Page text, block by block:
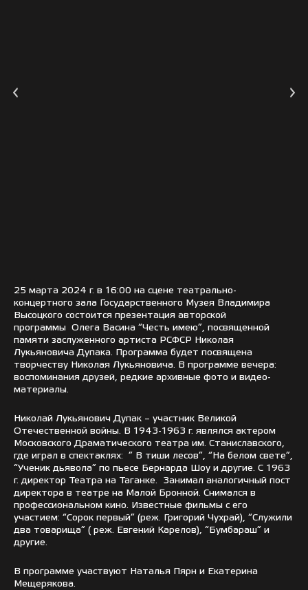
25 марта 2024 г. в 16:00 на сцене театрально-
концертного зала Государственного Музея Владимира
Высоцкого состоится презентация авторской
программы Олега Васина “Честь имею”, посвященной
памяти заслуженного артиста РСФСР Николая
Лукьяновича Дупака. Программа будет посвящена
творчеству Николая Лукьяновича. В программе вечера:
воспоминания друзей, редкие архивные фото и видео-
материалы.
Николай Лукьянович Дупак – участник Великой
Отечественной войны. В 1943-1963 г. являлся актером
Московского Драматического театра им. Станиславского,
где играл в спектаклях: ” В тиши лесов”, “На белом свете”,
“Ученик дьявола” по пьесе Бернарда Шоу и другие. С 1963
г. директор Театра на Таганке. Занимал аналогичный пост
директора в театре на Малой Бронной. Снимался в
профессиональном кино. Известные фильмы с его
участием: “Сорок первый” (реж. Григорий Чухрай), “Служили
два товарища” ( реж. Евгений Карелов), “Бумбараш” и
другие.
В программе участвуют Наталья Пярн и Екатерина
Мещерякова.